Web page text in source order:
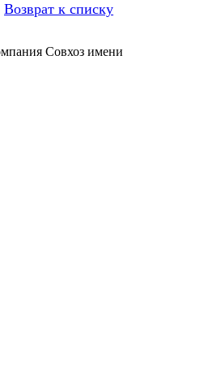
Возврат к списку
Совхоз имени